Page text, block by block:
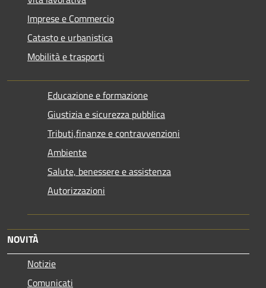
Imprese e Commercio
Catasto e urbanistica
Mobilità e trasporti
Educazione e formazione
Giustizia e sicurezza pubblica
Tributi,finanze e contravvenzioni
Ambiente
Salute, benessere e assistenza
Autorizzazioni
NOVITÀ
Notizie
Comunicati